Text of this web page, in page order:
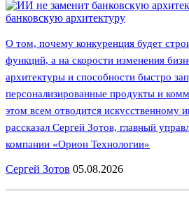
банковскую архитектуру
О том, почему конкуренция будет
функций, а на скорости изменения
архитектуры и способности быстро
персонализированные продукты и
этом всем отводится искусственному
рассказал Сергей Зотов, главный
компании «Орион Технологии»
Сергей Зотов 05.08.2026